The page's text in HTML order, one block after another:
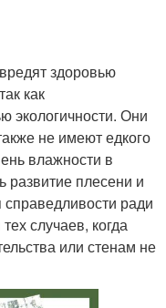
здоровью
как
экологичности. Они
не имеют едкого
влажности в
плесени и
ради
случаев, когда
или стенам не